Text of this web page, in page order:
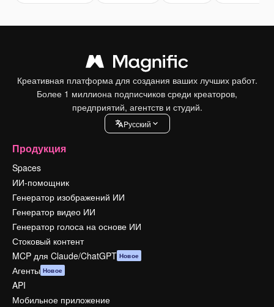
Креативная платформа для создания ваших лучших работ.
Более 1 миллиона подписчиков среди креаторов,
предприятий, агентств и студий.
Pусский
Продукция
Spaces
ИИ-помощник
Генератор изображений ИИ
Генератор видео ИИ
Генератор голоса на основе ИИ
Стоковый контент
MCP для Claude/ChatGPT Новое
Агенты Новое
API
Мобильное приложение